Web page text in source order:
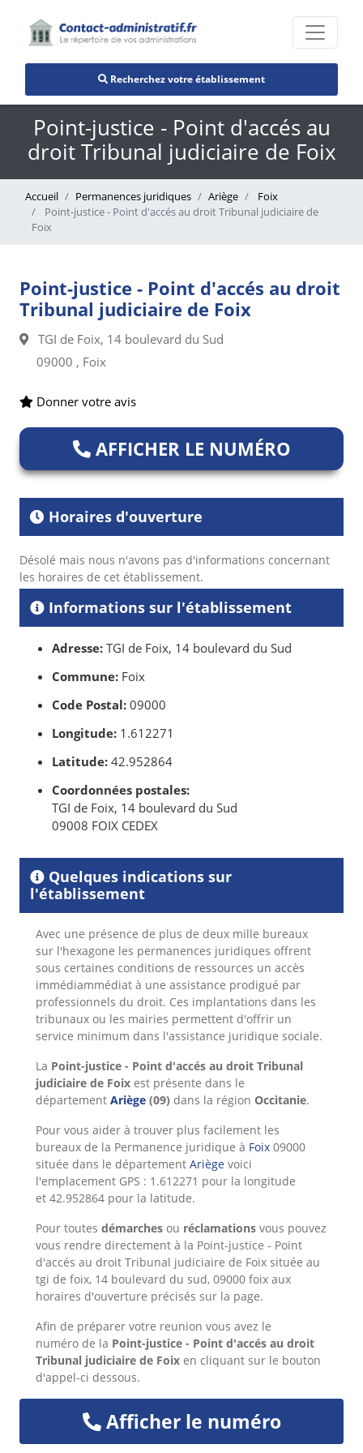
Recherchez votre établissement
Point-justice - Point d'accés au
droit Tribunal judiciaire de Foix
Accueil Permanences juridiques Ariège
Foix
Point-justice - Point d'accés au droit Tribunal judiciaire de
Foix
Point-justice - Point d'accés au droit
Tribunal judiciaire de Foix
TGI de Foix, 14 boulevard du Sud
09000 , Foix
Donner votre avis
AFFICHER LE NUMÉRO
Horaires d'ouverture
Désolé mais nous n'avons pas d'informations concernant
les horaires de cet établissement.
Informations sur l'établissement
Adresse: TGI de Foix, 14 boulevard du Sud
Commune: Foix
Code Postal: 09000
Longitude: 1.612271
Latitude: 42.952864
Coordonnées postales:
TGI de Foix, 14 boulevard du Sud
09008 FOIX CEDEX
Quelques indications sur
l'établissement
Avec une présence de plus de deux mille bureaux
sur l'hexagone les permanences juridiques offrent
sous certaines conditions de ressources un accès
immédiammédiat à une assistance prodigué par
professionnels du droit. Ces implantations dans les
tribunaux ou les mairies permettent d'offrir un
service minimum dans l'assistance juridique sociale.
La Point-justice - Point d'accés au droit Tribunal
judiciaire de Foix est présente dans le
département Ariège (09) dans la région Occitanie.
Pour vous aider à trouver plus facilement les
bureaux de la Permanence juridique à Foix 09000
située dans le département Ariège voici
l'emplacement GPS : 1.612271 pour la longitude
et 42.952864 pour la latitude.
Pour toutes démarches ou réclamations vous pouvez
vous rendre directement à la Point-justice - Point
d'accés au droit Tribunal judiciaire de Foix située au
tgi de foix, 14 boulevard du sud, 09000 foix aux
horaires d'ouverture précisés sur la page.
Afin de préparer votre reunion vous avez le
numéro de la Point-justice - Point d'accés au droit
Tribunal judiciaire de Foix en cliquant sur le bouton
d'appel-ci dessous.
Afficher le numéro